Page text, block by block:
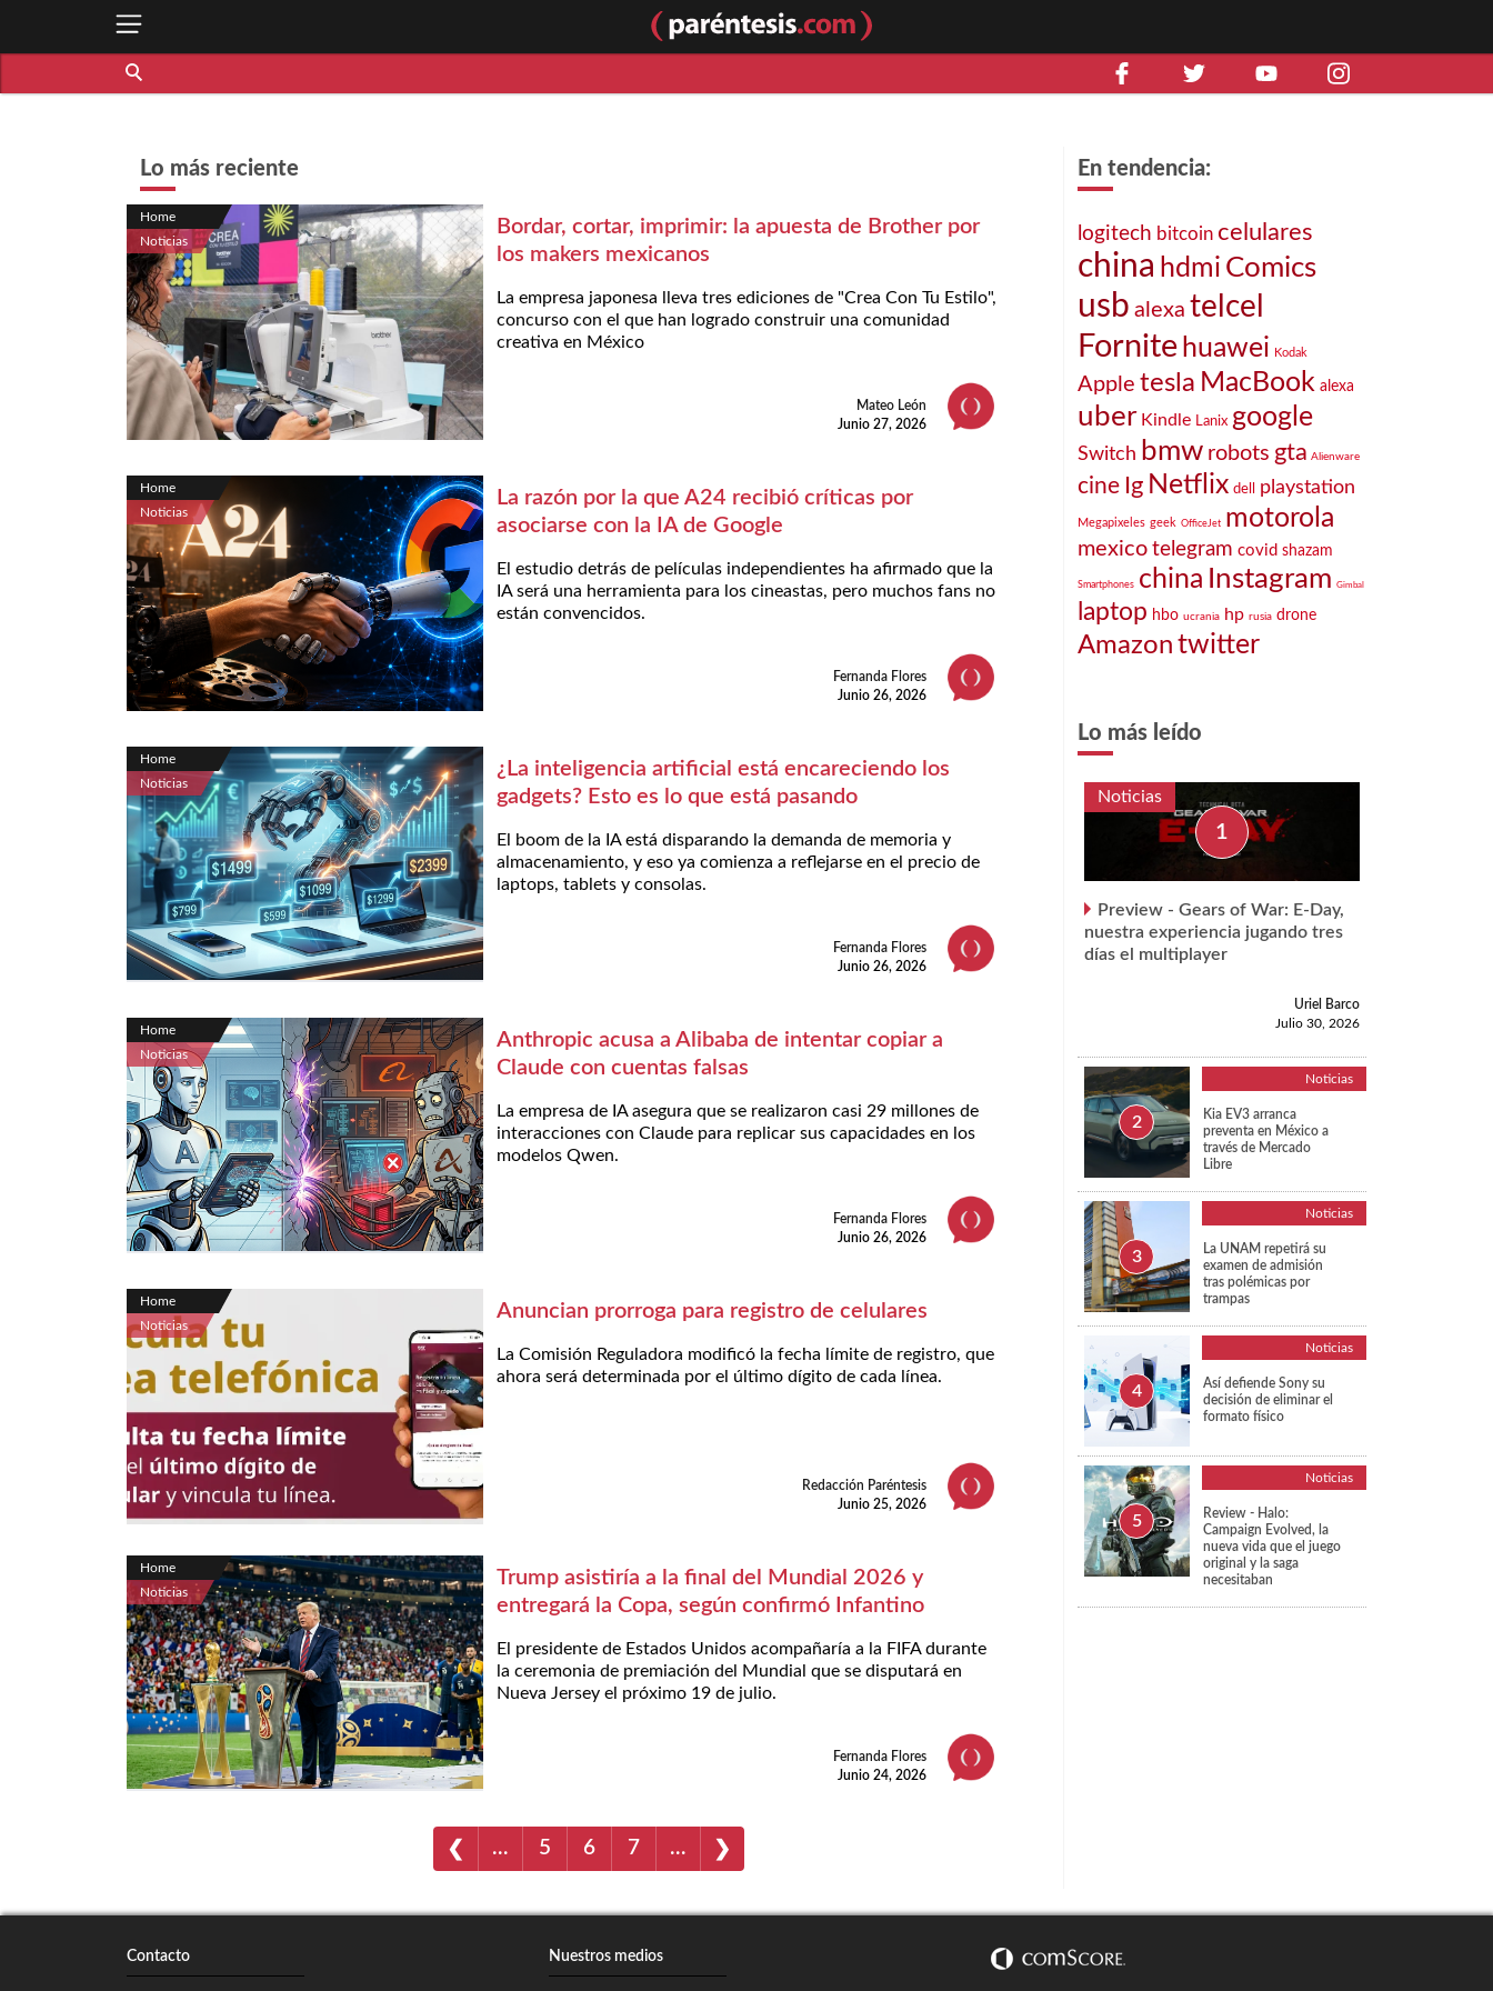
Lo más reciente
Home
Noticias
Bordar, cortar, imprimir: la apuesta de Brother por
los makers mexicanos
La empresa japonesa lleva tres ediciones de "Crea Con Tu Estilo",
concurso con el que han logrado construir una comunidad
creativa en México
Mateo León
Junio 27, 2026
Home
Noticias
La razón por la que A24 recibió críticas por
asociarse con la IA de Google
El estudio detrás de películas independientes ha afirmado que la
IA será una herramienta para los cineastas, pero muchos fans no
están convencidos.
Fernanda Flores
Junio 26, 2026
Home
Noticias
¿La inteligencia artificial está encareciendo los
gadgets? Esto es lo que está pasando
El boom de la IA está disparando la demanda de memoria y
almacenamiento, y eso ya comienza a reflejarse en el precio de
laptops, tablets y consolas.
Fernanda Flores
Junio 26, 2026
Home
Noticias
Anthropic acusa a Alibaba de intentar copiar a
Claude con cuentas falsas
La empresa de IA asegura que se realizaron casi 29 millones de
interacciones con Claude para replicar sus capacidades en los
modelos Qwen.
Fernanda Flores
Junio 26, 2026
Home
Noticias
Anuncian prorroga para registro de celulares
La Comisión Reguladora modificó la fecha límite de registro, que
ahora será determinada por el último dígito de cada línea.
Redacción Paréntesis
Junio 25, 2026
Home
Noticias
Trump asistiría a la final del Mundial 2026 y
entregará la Copa, según confirmó Infantino
El presidente de Estados Unidos acompañaría a la FIFA durante
la ceremonia de premiación del Mundial que se disputará en
Nueva Jersey el próximo 19 de julio.
Fernanda Flores
Junio 24, 2026
❮ … 5 6 7 … ❯
En tendencia:
logitech bitcoin celulares
china hdmi Comics
usb alexa telcel
Fornite huawei Kodak
Apple tesla MacBook alexa
uber Kindle Lanix google
Switch bmw robots gta Alienware
cine Ig Netflix dell playstation
Megapixeles geek OfficeJet motorola
mexico telegram covid shazam
Smartphones china Instagram Gimbal
laptop hbo ucrania hp rusia drone
Amazon twitter
Lo más leído
Noticias
Preview - Gears of War: E-Day,
nuestra experiencia jugando tres
días el multiplayer
Uriel Barco
Julio 30, 2026
Noticias
Kia EV3 arranca
preventa en México a
través de Mercado
Libre
Noticias
La UNAM repetirá su
examen de admisión
tras polémicas por
trampas
Noticias
Así defiende Sony su
decisión de eliminar el
formato físico
Noticias
Review - Halo:
Campaign Evolved, la
nueva vida que el juego
original y la saga
necesitaban
Contacto Nuestros medios